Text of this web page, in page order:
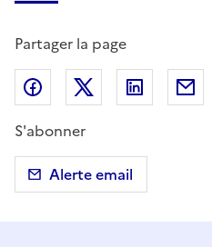
Partager la page
Partager sur Facebook
Partager sur X
S'abonner
Alerte email